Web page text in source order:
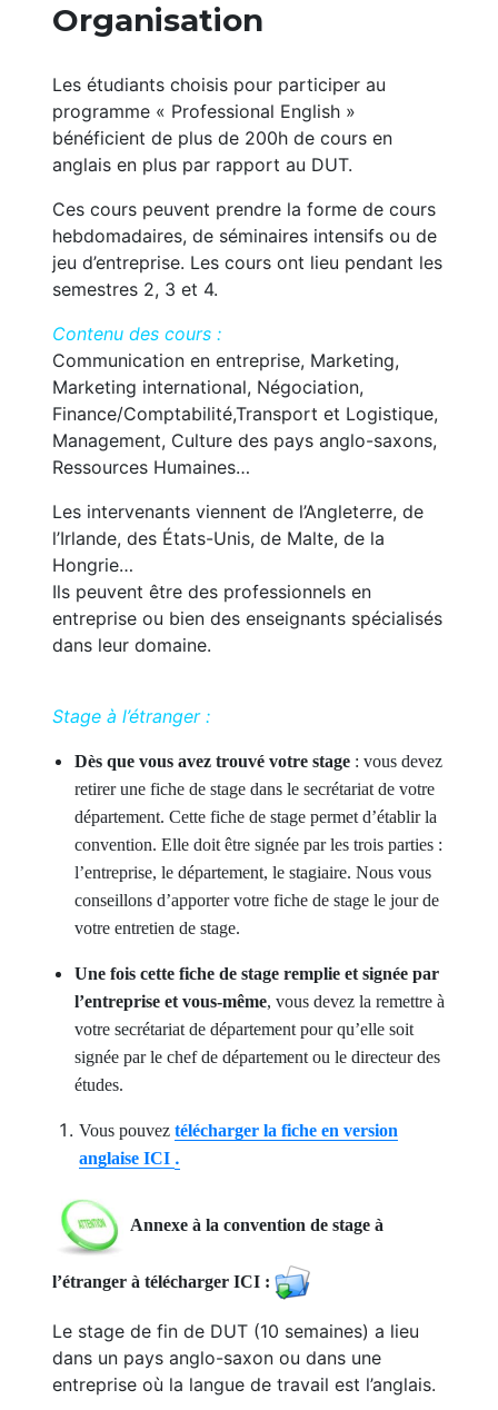
Organisation
Les étudiants choisis pour participer au
programme « Professional English »
bénéficient de plus de 200h de cours en
anglais en plus par rapport au DUT.
Ces cours peuvent prendre la forme de cours
hebdomadaires, de séminaires intensifs ou de
jeu d’entreprise. Les cours ont lieu pendant les
semestres 2, 3 et 4.
Contenu des cours :
Communication en entreprise, Marketing,
Marketing international, Négociation,
Finance/Comptabilité,Transport et Logistique,
Management, Culture des pays anglo-saxons,
Ressources Humaines…
Les intervenants viennent de l’Angleterre, de
l’Irlande, des États-Unis, de Malte, de la
Hongrie…
Ils peuvent être des professionnels en
entreprise ou bien des enseignants spécialisés
dans leur domaine.
Stage à l’étranger :
Dès que vous avez trouvé votre stage : vous devez
retirer une fiche de stage dans le secrétariat de votre
département. Cette fiche de stage permet d’établir la
convention. Elle doit être signée par les trois parties :
l’entreprise, le département, le stagiaire. Nous vous
conseillons d’apporter votre fiche de stage le jour de
votre entretien de stage.
Une fois cette fiche de stage remplie et signée par
l’entreprise et vous-même, vous devez la remettre à
votre secrétariat de département pour qu’elle soit
signée par le chef de département ou le directeur des
études.
Vous pouvez télécharger la fiche en version
anglaise ICI .
Annexe à la convention de stage à
l’étranger à télécharger ICI :
Le stage de fin de DUT (10 semaines) a lieu
dans un pays anglo-saxon ou dans une
entreprise où la langue de travail est l’anglais.